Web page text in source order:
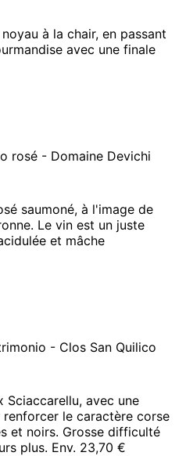
à la chair, en passant
avec une finale
rosé - Domaine Devichi
saumoné, à l'image de
Le vin est un juste
et mâche
- Clos San Quilico
Sciaccarellu, avec une
le caractère corse
et noirs. Grosse difficulté
plus. Env. 23,70 €